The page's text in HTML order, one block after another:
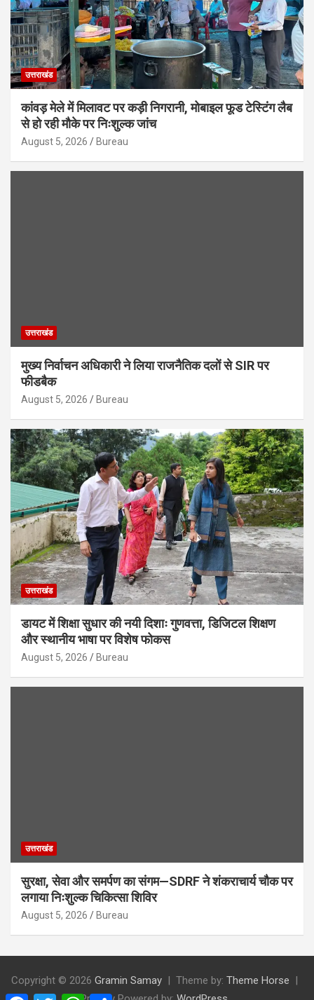
उत्तराखंड
कांवड़ मेले में मिलावट पर कड़ी निगरानी, मोबाइल फूड टेस्टिंग लैब
से हो रही मौके पर निःशुल्क जांच
August 5, 2026 Bureau
उत्तराखंड
मुख्य निर्वाचन अधिकारी ने लिया राजनैतिक दलों से SIR पर
फीडबैक
August 5, 2026 Bureau
उत्तराखंड
डायट में शिक्षा सुधार की नयी दिशाः गुणवत्ता, डिजिटल शिक्षण
और स्थानीय भाषा पर विशेष फोकस
August 5, 2026 Bureau
उत्तराखंड
सुरक्षा, सेवा और समर्पण का संगम—SDRF ने शंकराचार्य चौक पर
लगाया निःशुल्क चिकित्सा शिविर
August 5, 2026 Bureau
Copyright © 2026 Gramin Samay Theme by: Theme Horse